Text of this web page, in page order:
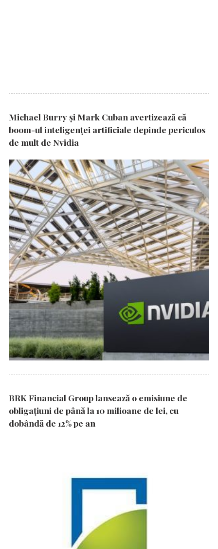
Michael Burry și Mark Cuban avertizează că
boom-ul inteligenței artificiale depinde periculos
de mult de Nvidia
BRK Financial Group lansează o emisiune de
obligațiuni de până la 10 milioane de lei, cu
dobândă de 12% pe an